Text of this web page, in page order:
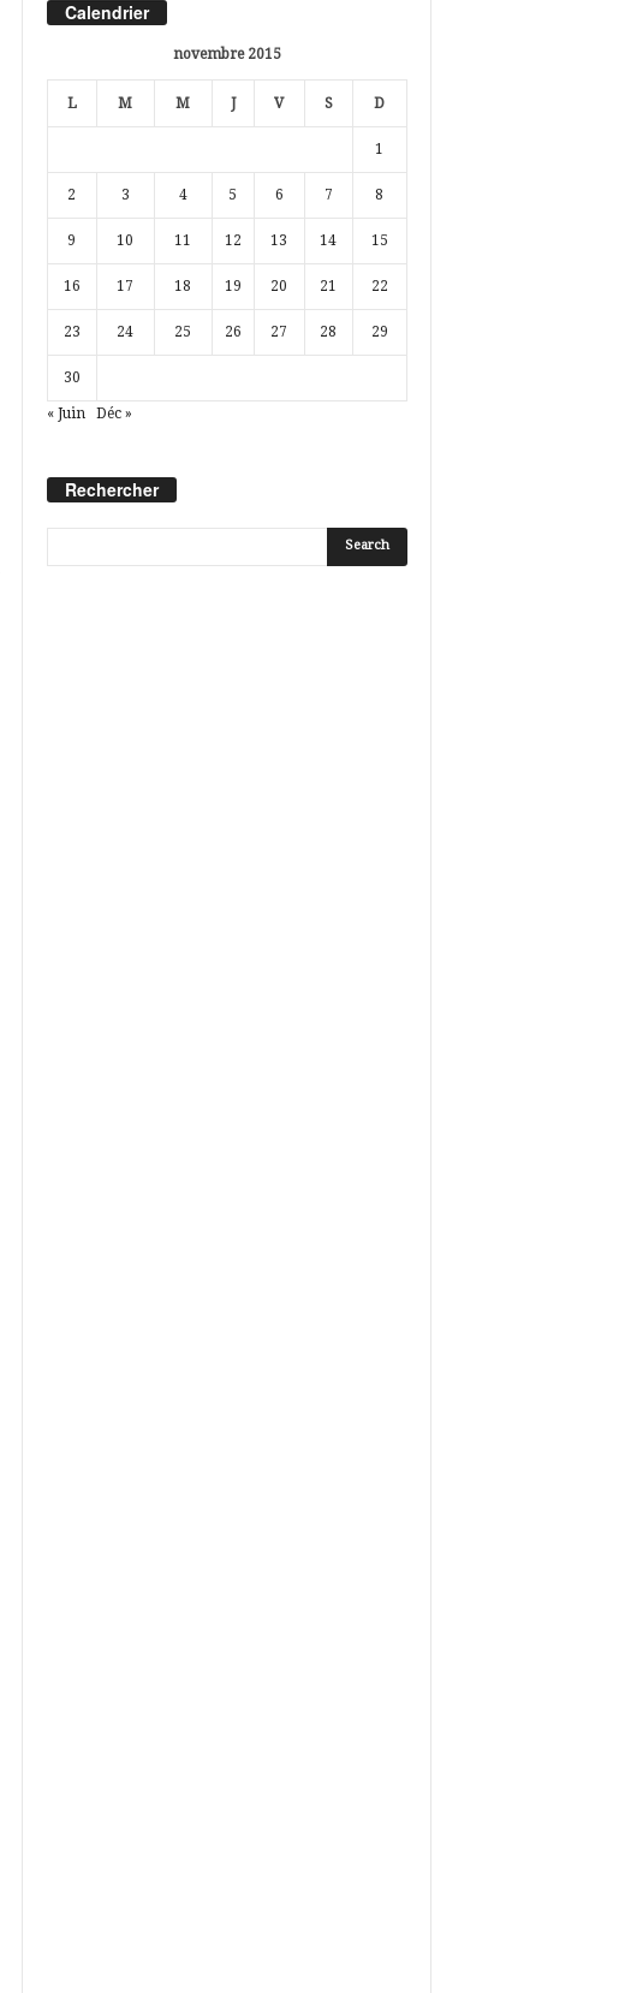
Calendrier
novembre 2015
L M M J V S D
1
2 3 4 5 6 7 8
9 10 11 12 13 14 15
16 17 18 19 20 21 22
23 24 25 26 27 28 29
30
« Juin Déc »
Rechercher